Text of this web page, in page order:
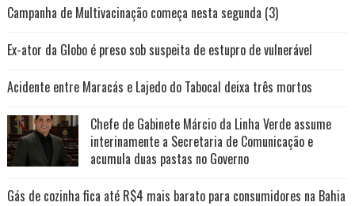
Campanha de Multivacinação começa nesta segunda (3)
Ex-ator da Globo é preso sob suspeita de estupro de vulnerável
Acidente entre Maracás e Lajedo do Tabocal deixa três mortos
Chefe de Gabinete Márcio da Linha Verde assume
interinamente a Secretaria de Comunicação e
acumula duas pastas no Governo
Gás de cozinha fica até R$4 mais barato para consumidores na Bahia